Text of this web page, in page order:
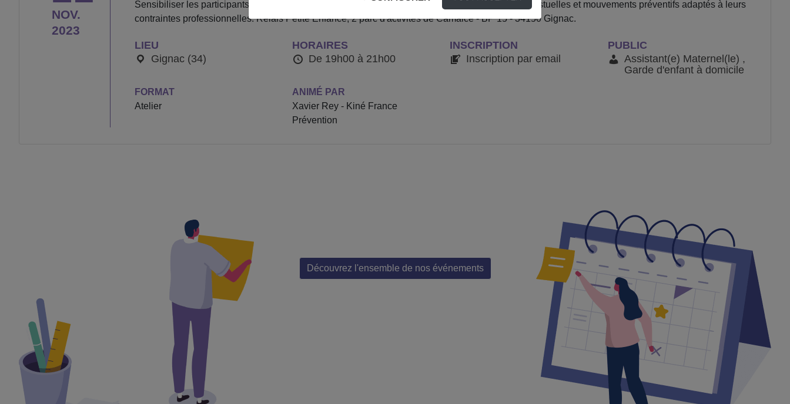
NOV.
2023
Sensibiliser les participants aux facteurs de risque et aux moyens de prévention des TMS, aux gestuelles et mouvements préventifs adaptés à leurs
contraintes professionnelles. Relais Petite Enfance, 2 parc d'activités de Camalcé - BP 15 - 34150 Gignac.
LIEU
Gignac (34)
HORAIRES
De 19h00 à 21h00
INSCRIPTION
Inscription par email
PUBLIC
Assistant(e) Maternel(le) ,
Garde d'enfant à domicile
FORMAT
Atelier
ANIMÉ PAR
Xavier Rey - Kiné France
Prévention
Découvrez l'ensemble de nos événements